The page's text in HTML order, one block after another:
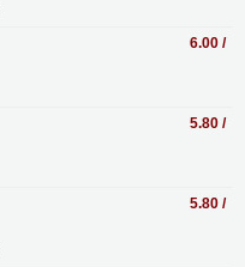
6.00 /
5.80 /
5.80 /